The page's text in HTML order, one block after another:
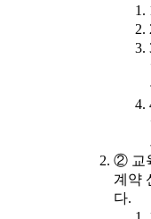
② 교
계약
다.